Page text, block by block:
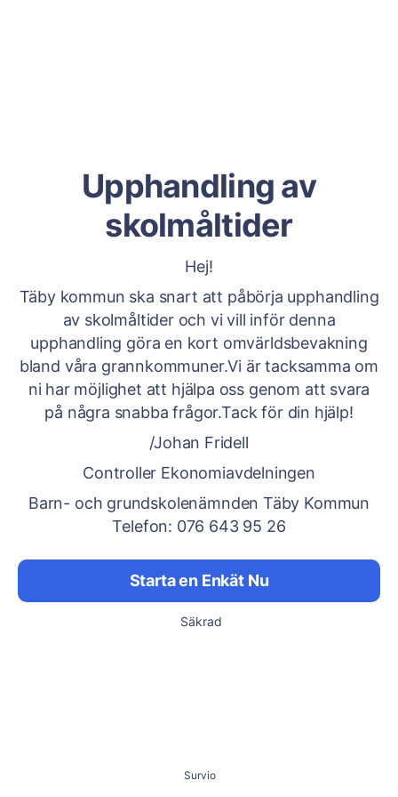
Upphandling av
skolmåltider
Hej!
Täby kommun ska snart att påbörja upphandling
av skolmåltider och vi vill inför denna
upphandling göra en kort omvärldsbevakning
bland våra grannkommuner.Vi är tacksamma om
ni har möjlighet att hjälpa oss genom att svara
på några snabba frågor.Tack för din hjälp!
/Johan Fridell
Controller Ekonomiavdelningen
Barn- och grundskolenämnden Täby Kommun
Telefon: 076 643 95 26
Starta en Enkät Nu
Säkrad
Survio